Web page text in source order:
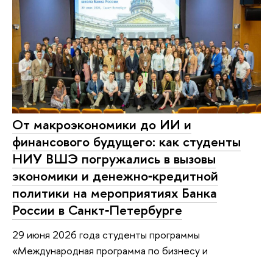
От макроэкономики до ИИ и
финансового будущего: как студенты
НИУ ВШЭ погружались в вызовы
экономики и денежно‑кредитной
политики на мероприятиях Банка
России в Санкт‑Петербурге
29 июня 2026 года студенты программы
«Международная программа по бизнесу и